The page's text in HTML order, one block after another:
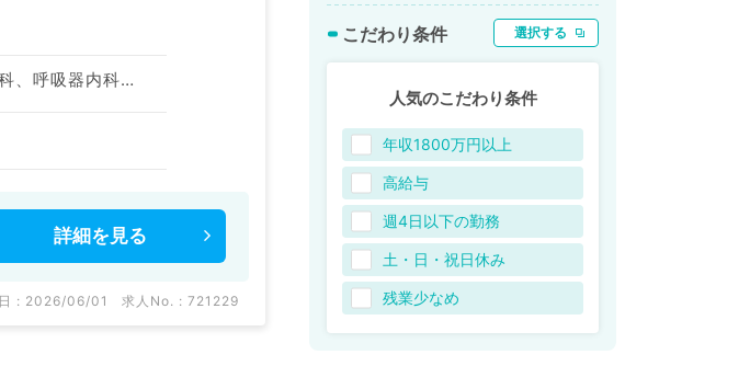
腎臓内科、老年内科、神経内科、一般内科、循環器内科、呼吸器内科、消化器内科、内分泌・代謝内科、膠原病科
詳細を 見る
: 2026/06/01 求人No. : 721229
こだわり条件 選択する
人気のこだわり条件
年収1800万円以上
高給与
週4日以下の勤務
土・日・祝日休み
残業少なめ